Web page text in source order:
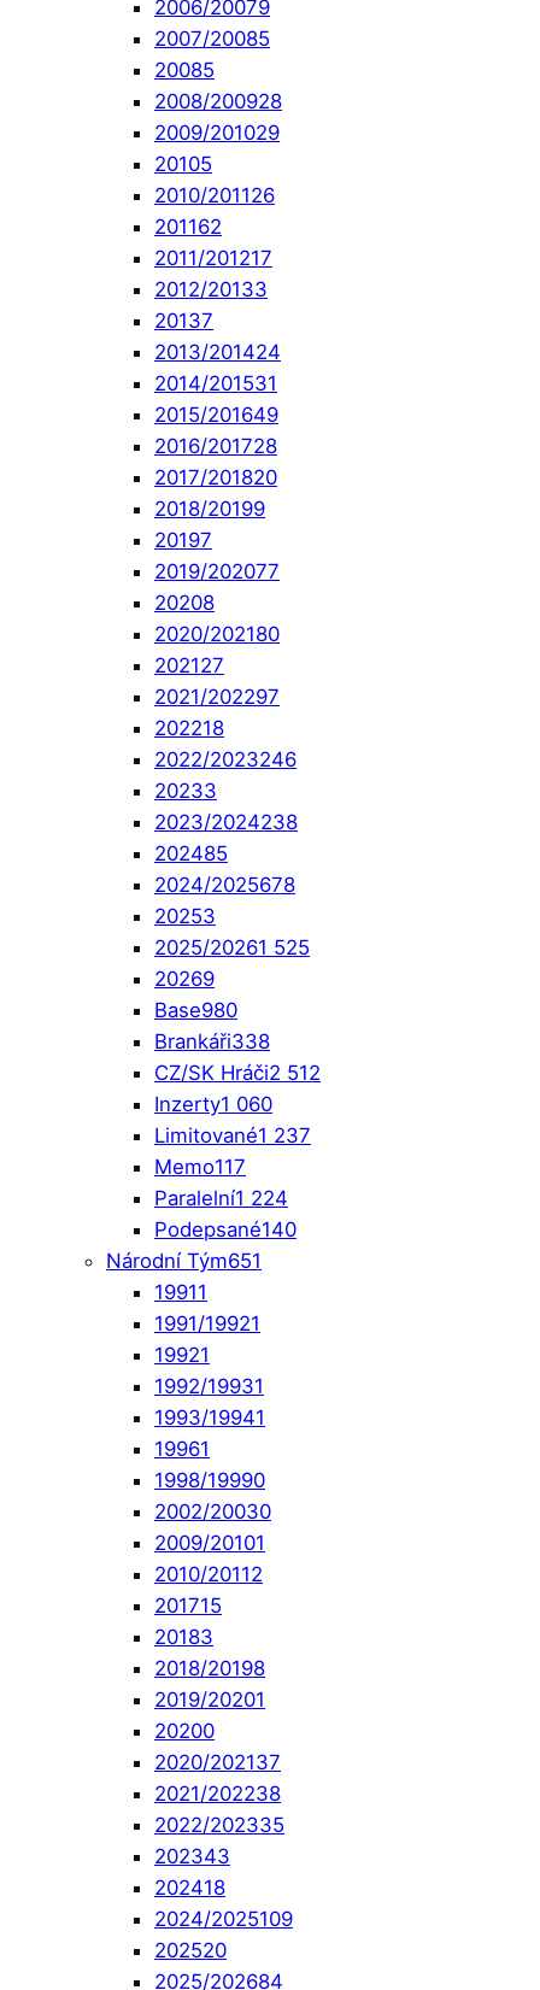
2006/20079
2007/20085
20085
2008/200928
2009/201029
20105
2010/201126
201162
2011/201217
2012/20133
20137
2013/201424
2014/201531
2015/201649
2016/201728
2017/201820
2018/20199
20197
2019/202077
20208
2020/202180
202127
2021/202297
202218
2022/2023246
20233
2023/2024238
202485
2024/2025678
20253
2025/20261 525
20269
Base980
Brankáři338
CZ/SK Hráči2 512
Inzerty1 060
Limitované1 237
Memo117
Paralelní1 224
Podepsané140
Národní Tým651
19911
1991/19921
19921
1992/19931
1993/19941
19961
1998/19990
2002/20030
2009/20101
2010/20112
201715
20183
2018/20198
2019/20201
20200
2020/202137
2021/202238
2022/202335
202343
202418
2024/2025109
202520
2025/202684